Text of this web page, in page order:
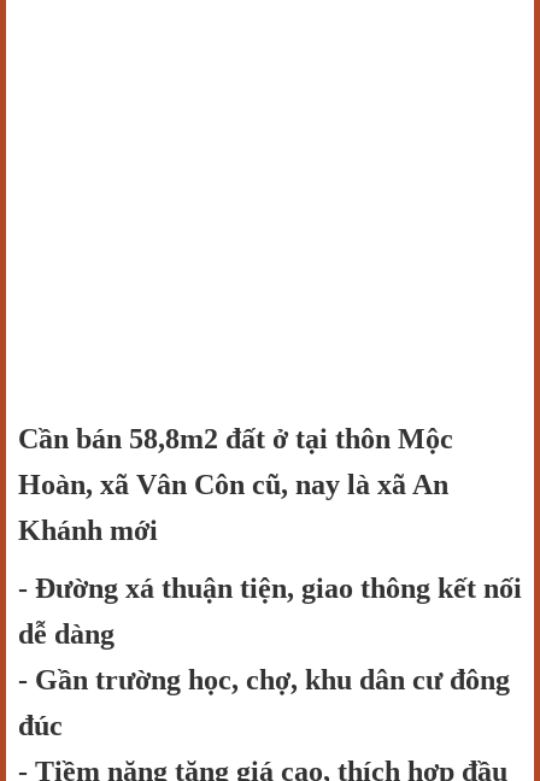
Cần bán 58,8m2 đất ở tại thôn Mộc
Hoàn, xã Vân Côn cũ, nay là xã An
Khánh mới
- Đường xá thuận tiện, giao thông kết nối
dễ dàng
- Gần trường học, chợ, khu dân cư đông
đúc
- Tiềm năng tăng giá cao, thích hợp đầu